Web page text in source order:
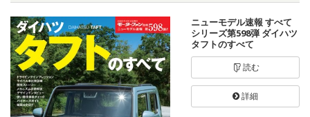
ニューモデル速報 すべて
シリーズ第598弾 ダイハツ
タフトのすべて
読む
詳細